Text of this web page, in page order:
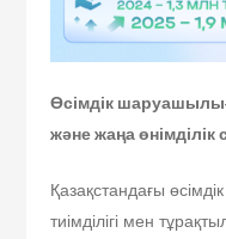
Өсімдік
және жаңа
Қазақстандағы
тиімділігі мен